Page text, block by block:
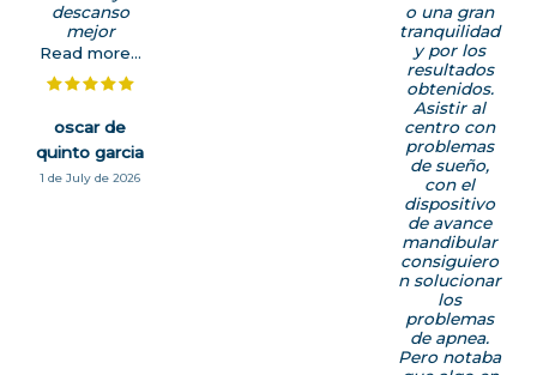
descanso
mejor
Read more...
oscar de
quinto garcia
1 de July de 2026
o una gran
tranquilidad
y por los
resultados
obtenidos.
Asistir al
centro con
problemas
de sueño,
con el
dispositivo
de avance
mandibular
consiguiero
n solucionar
los
problemas
de apnea.
Pero notaba